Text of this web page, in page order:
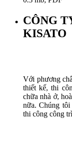
CÔNG
KISATO
Với phương
thiết kế, thi
chữa nhà ở,
nữa. Chúng
thi công công